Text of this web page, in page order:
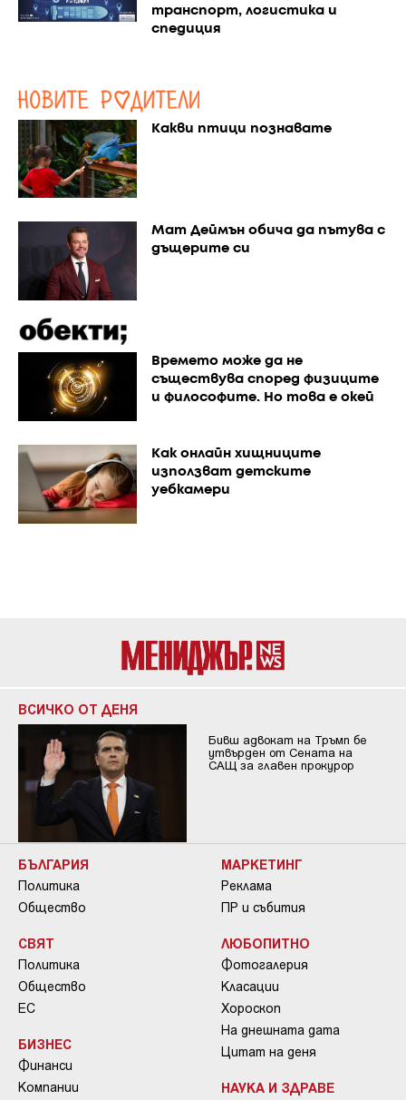
транспорт, логистика и
спедиция
Какви птици познавате
Мат Деймън обича да пътува с
дъщерите си
Времето може да не
съществува според физиците
и философите. Но това е окей
Как онлайн хищниците
използват детските
уебкамери
ВСИЧКО ОТ ДЕНЯ
Бивш адвокат на Тръмп бе
утвърден от Сената на
САЩ за главен прокурор
БЪЛГАРИЯ
Политика
Общество
СВЯТ
Политика
Общество
ЕС
БИЗНЕС
Финанси
Компании
МАРКЕТИНГ
Реклама
ПР и събития
ЛЮБОПИТНО
Фотогалерия
Класации
Хороскоп
На днешната дата
Цитат на деня
НАУКА И ЗДРАВЕ